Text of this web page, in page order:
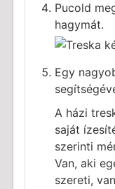
Pucold
hagymát.
Egy
A házi
saját
szerinti
Van, aki
szereti,